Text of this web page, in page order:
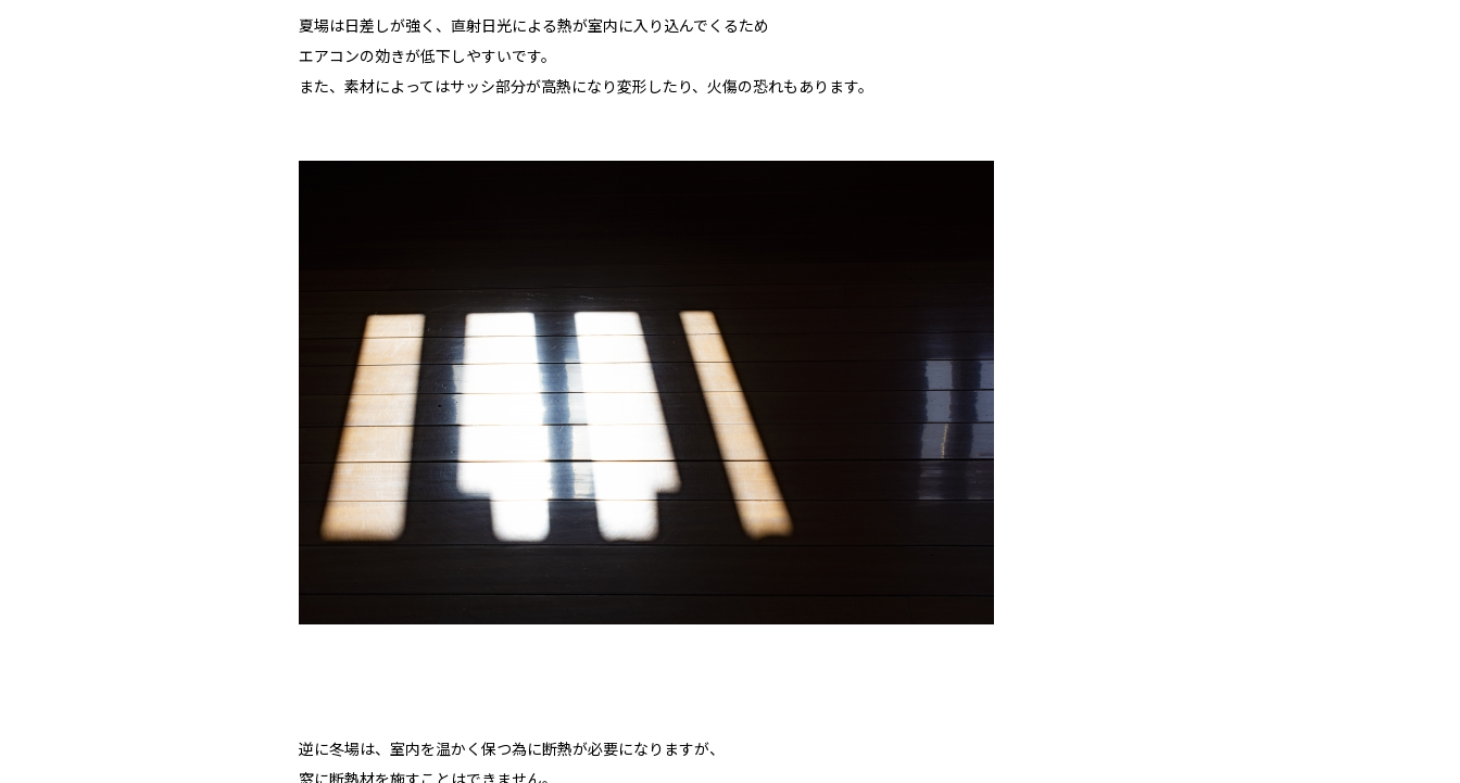
夏場は日差しが強く、直射日光による熱が室内に入り込んでくるため
エアコンの効きが低下しやすいです。
また、素材によってはサッシ部分が高熱になり変形したり、火傷の恐れもあります。
逆に冬場は、室内を温かく保つ為に断熱が必要になりますが、
窓に断熱材を施すことはできません。